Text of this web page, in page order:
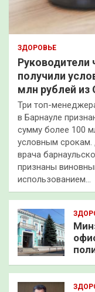
ЗДОРОВЬЕ
Руководители
получили
млн рублей
Три топ-
в Барнауле
сумму более 100
условным срокам.
врача
признаны
использованием…